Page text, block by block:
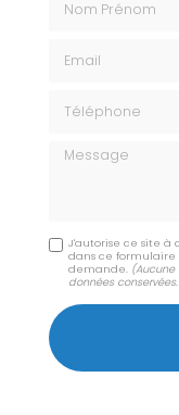
Message
J'autorise ce site à
dans ce
demande.
données